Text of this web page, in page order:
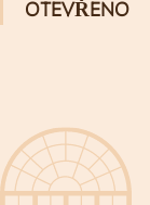
OTEVŘENO